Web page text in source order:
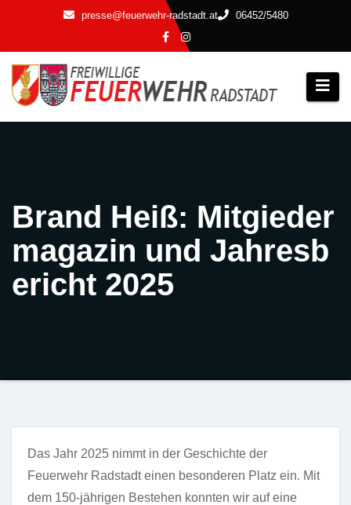
springen
presse@feuerwehr-radstadt.at 06452/5480
Brand Heiß: Mitgieder
magazin und Jahresb
ericht 2025
Das Jahr 2025 nimmt in der Geschichte der
Feuerwehr Radstadt einen besonderen Platz ein. Mit
dem 150-jährigen Bestehen konnten wir auf eine